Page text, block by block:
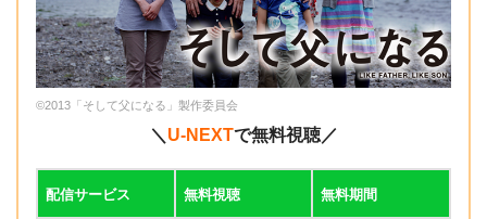
©2013「そして父になる」製作委員会
＼ U-NEXTで無料視聴／
配信サービス 無料視聴 無料期間